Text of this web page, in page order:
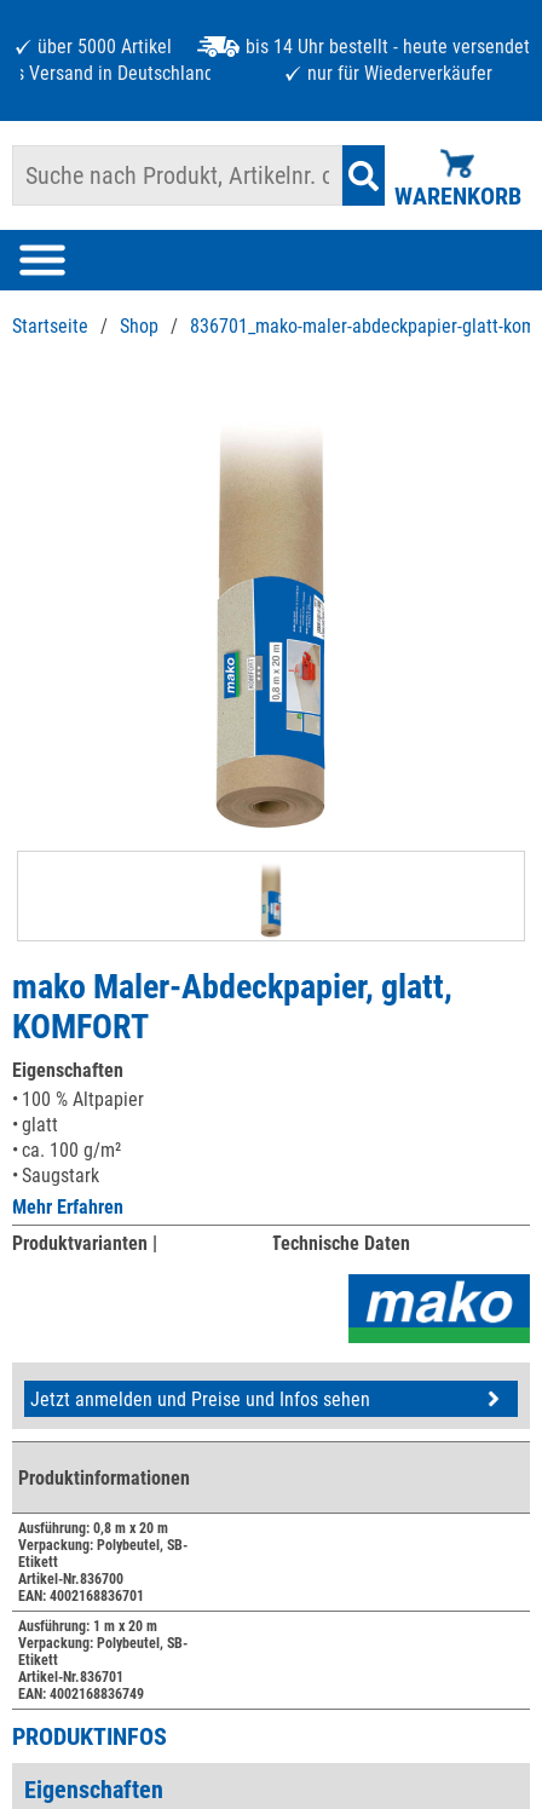
über 5000 Artikel
bis 14 Uhr bestellt - heute versendet
Versand in Deutschland ab 125 €
nur für Wiederverkäufer
WARENKORB
Startseite / Shop / 836701_mako-maler-abdeckpapier-glatt-
mako Maler-Abdeckpapier, glatt,
KOMFORT
Eigenschaften
100 % Altpapier
glatt
ca. 100 g/m²
Saugstark
Mehr Erfahren
Produktvarianten |
Technische Daten
Jetzt anmelden und Preise und Infos sehen
Produktinformationen
Ausführung: 0,8 m x 20 m
Verpackung: Polybeutel, SB-
Etikett
Artikel-Nr.836700
EAN: 4002168836701
Ausführung: 1 m x 20 m
Verpackung: Polybeutel, SB-
Etikett
Artikel-Nr.836701
EAN: 4002168836749
PRODUKTINFOS
Eigenschaften